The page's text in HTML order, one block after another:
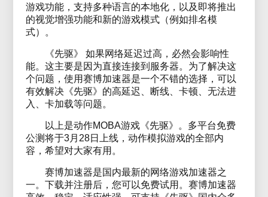
游戏功能，支持多种语言的本地化，以及即将推出
的视觉增强功能和新的游戏模式（例如排名模
式）。
《先驱》 如果网络延迟过高，必然会影响性
能。这主要是因为直接连接到服务器。为了解决这
个问题，使用赛博加速器是一个不错的选择，可以
有效解决《先驱》的高延迟、断线、卡顿、无法进
入、卡加载等问题。
以上是动作MOBA游戏《先驱》。多平台免费
公测将于3月28日上线，动作模拟游戏的全部内
容，希望对大家有用。
赛博加速器是国内最新的网络游戏加速器之
一。下载并注册后，您可以免费试用。赛博加速器